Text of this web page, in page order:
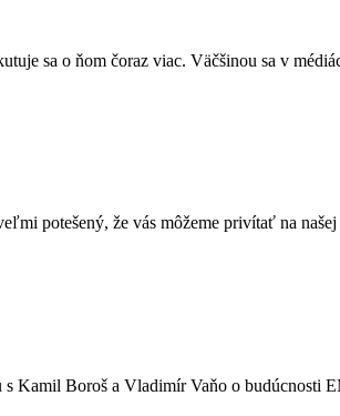
sa o ňom čoraz viac. Väčšinou sa v
potešený, že vás môžeme privítať na
s Kamil Boroš a Vladimír Vaňo o